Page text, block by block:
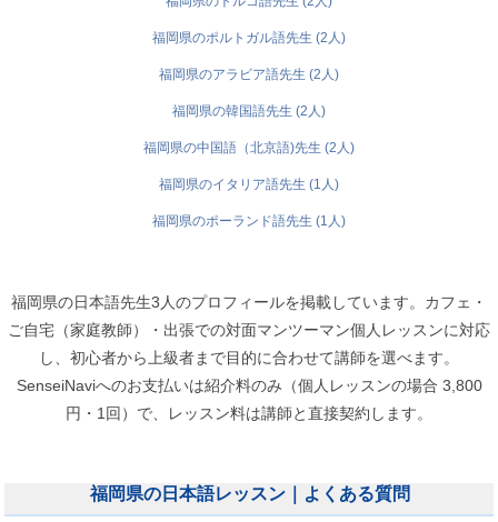
福岡県のポルトガル語先生 (2人)
福岡県のアラビア語先生 (2人)
福岡県の韓国語先生 (2人)
福岡県の中国語（北京語)先生 (2人)
福岡県のイタリア語先生 (1人)
福岡県のポーランド語先生 (1人)
福岡県の日本語先生3人のプロフィールを掲載しています。カフェ・
ご自宅（家庭教師）・出張での対面マンツーマン個人レッスンに対応
し、初心者から上級者まで目的に合わせて講師を選べます。
SenseiNaviへのお支払いは紹介料のみ（個人レッスンの場合 3,800
円・1回）で、レッスン料は講師と直接契約します。
福岡県の日本語レッスン｜よくある質問